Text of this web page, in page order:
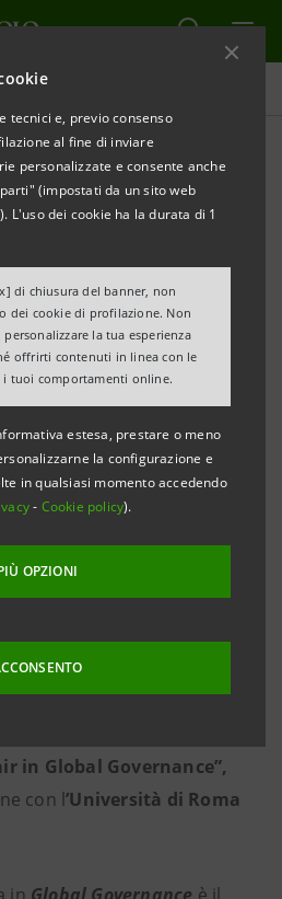
tecnici e, previo consenso
al fine di inviare
personalizzate e consente anche
(impostati da un sito web
L'uso dei cookie ha la durata di 1
di chiusura del banner, non
dei cookie di profilazione. Non
la tua esperienza
offrirti contenuti in linea con le
i tuoi comportamenti online.
estesa, prestare o meno
la configurazione e
in qualsiasi momento accedendo
- Cookie policy).
OPZIONI
Visiting
in Global
in Global Governance”,
con l’Università di Roma